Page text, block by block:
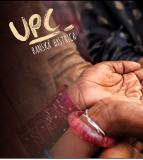
Univerzitné
Štefana Moysesa,